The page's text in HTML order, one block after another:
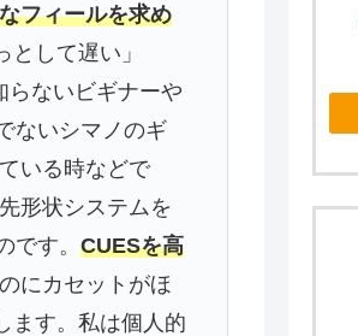
フィールを求め
して遅い」
らないビギナーや
ないシマノのギ
いる時などで
形状システムを
です。CUESを高
にカセットがほ
ます。私は個人的